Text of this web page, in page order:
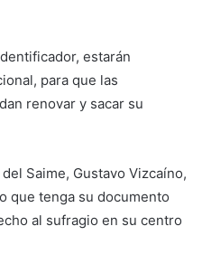
estarán
para que las
renovar y sacar su
Saime, Gustavo Vizcaíno,
que tenga su documento
al sufragio en su centro